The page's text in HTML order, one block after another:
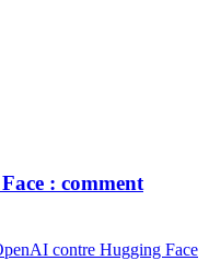
: comment
contre Hugging Face